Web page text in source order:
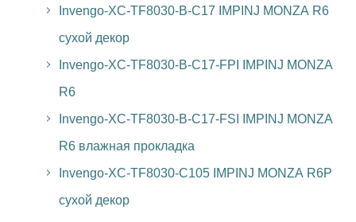
Invengo-XC-TF8030-B-C17 IMPINJ MONZA R6
сухой декор
Invengo-XC-TF8030-B-C17-FPI IMPINJ MONZA
R6
Invengo-XC-TF8030-B-C17-FSI IMPINJ MONZA
R6 влажная прокладка
Invengo-XC-TF8030-C105 IMPINJ MONZA R6P
сухой декор